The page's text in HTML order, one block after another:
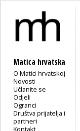
Matica hrvatska
O Matici hrvatskoj
Novosti
Učlanite se
Odjeli
Ogranci
Društva prijatelja i
partneri
Kontakt